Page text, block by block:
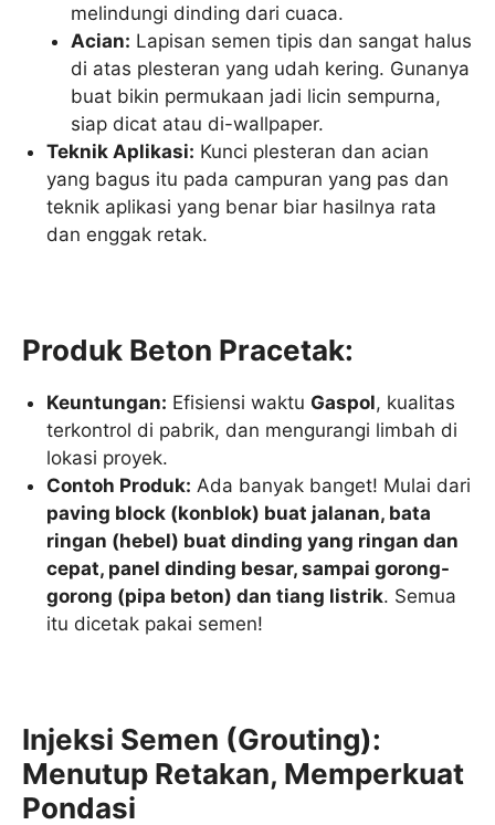
melindungi dinding dari cuaca.
Acian: Lapisan semen tipis dan sangat halus
di atas plesteran yang udah kering. Gunanya
buat bikin permukaan jadi licin sempurna,
siap dicat atau di-wallpaper.
Teknik Aplikasi: Kunci plesteran dan acian
yang bagus itu pada campuran yang pas dan
teknik aplikasi yang benar biar hasilnya rata
dan enggak retak.
Produk Beton Pracetak:
Keuntungan: Efisiensi waktu Gaspol, kualitas
terkontrol di pabrik, dan mengurangi limbah di
lokasi proyek.
Contoh Produk: Ada banyak banget! Mulai dari
paving block (konblok) buat jalanan, bata
ringan (hebel) buat dinding yang ringan dan
cepat, panel dinding besar, sampai gorong-
gorong (pipa beton) dan tiang listrik. Semua
itu dicetak pakai semen!
Injeksi Semen (Grouting):
Menutup Retakan, Memperkuat
Pondasi